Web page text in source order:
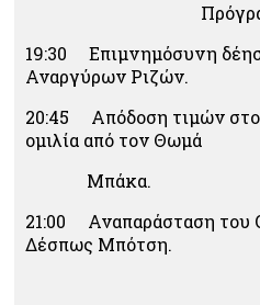
Πρόγραμμα
19:30 Επιμνημόσυνη
Αναργύρων Ριζών.
20:45 Απόδοση τιμών
ομιλία από τον Θωμά
Μπάκα.
21:00 Αναπαράσταση του
Δέσπως Μπότση.